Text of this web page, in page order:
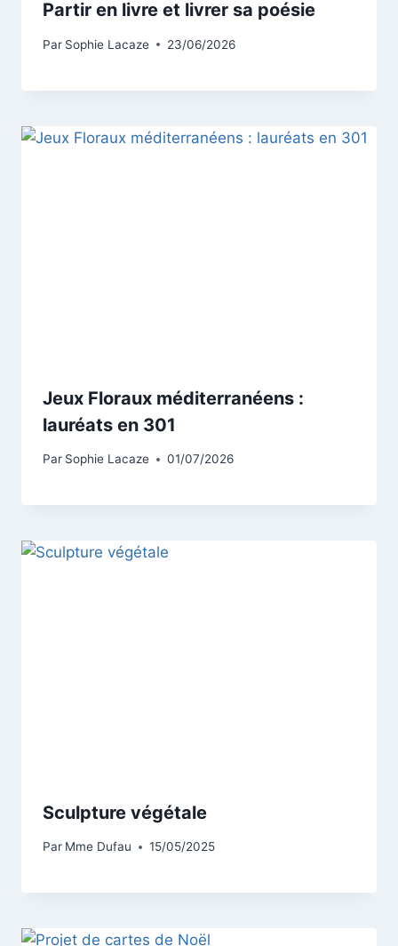
Partir en livre et livrer sa poésie
Par Sophie Lacaze 23/06/2026
Jeux Floraux méditerranéens :
lauréats en 301
Par Sophie Lacaze 01/07/2026
Sculpture végétale
Par Mme Dufau 15/05/2025